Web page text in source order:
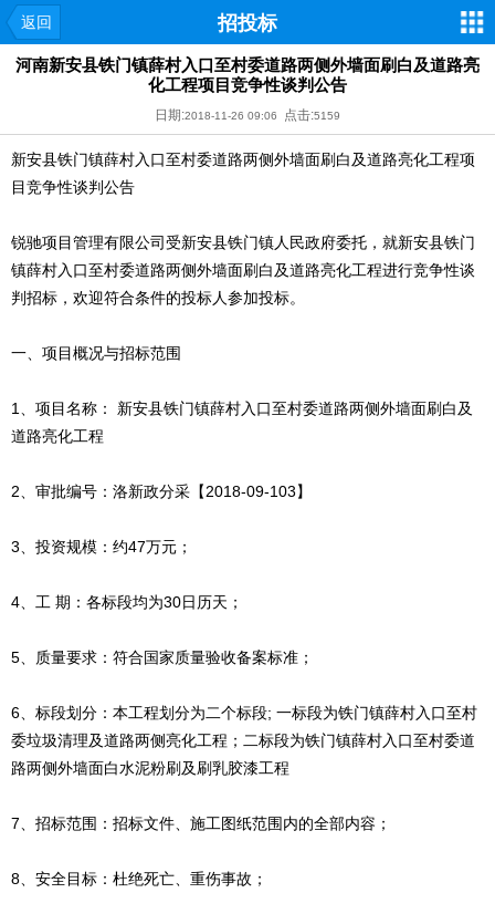
返回 招投标
河南新安县铁门镇薛村入口至村委道路两侧外墙面刷白及道路亮
化工程项目竞争性谈判公告
日期:2018-11-26 09:06 点击:5159
新安县铁门镇薛村入口至村委道路两侧外墙面刷白及道路亮化工程项
目竞争性谈判公告
锐驰项目管理有限公司受新安县铁门镇人民政府委托，就新安县铁门
镇薛村入口至村委道路两侧外墙面刷白及道路亮化工程进行竞争性谈
判招标，欢迎符合条件的投标人参加投标。
一、项目概况与招标范围
1、项目名称： 新安县铁门镇薛村入口至村委道路两侧外墙面刷白及
道路亮化工程
2、审批编号：洛新政分采【2018-09-103】
3、投资规模：约47万元；
4、工 期：各标段均为30日历天；
5、质量要求：符合国家质量验收备案标准；
6、标段划分：本工程划分为二个标段; 一标段为铁门镇薛村入口至村
委垃圾清理及道路两侧亮化工程；二标段为铁门镇薛村入口至村委道
路两侧外墙面白水泥粉刷及刷乳胶漆工程
7、招标范围：招标文件、施工图纸范围内的全部内容；
8、安全目标：杜绝死亡、重伤事故；